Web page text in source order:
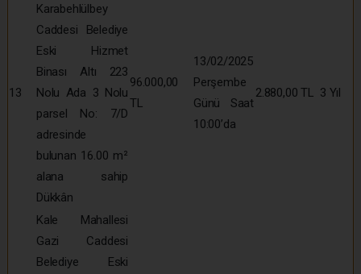
13
Karabehlülbey
Caddesi Belediye
Eski Hizmet
Binası Altı 223
Nolu Ada 3 Nolu
parsel No: 7/D
adresinde
bulunan 16.00 m²
alana sahip
Dükkân
96.000,00
TL
13/02/2025
Perşembe
Günü Saat
10:00’da
2.880,00 TL 3 Yıl
Kale Mahallesi
Gazi Caddesi
Belediye Eski